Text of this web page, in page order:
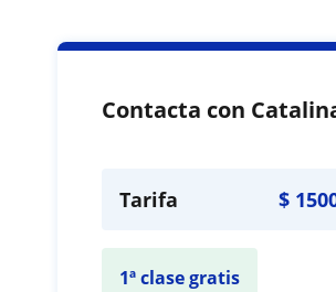
Contacta con
Tarifa $
1ª clase gratis